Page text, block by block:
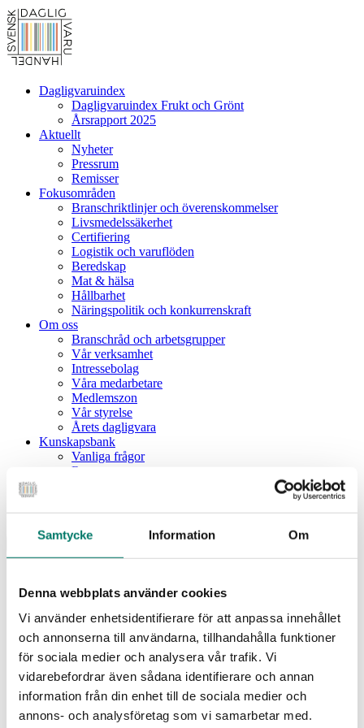
Samtycke Information Om
Denna webbplats använder cookies
Vi använder enhetsidentifierare för att anpassa innehållet
och annonserna till användarna, tillhandahålla funktioner
för sociala medier och analysera vår trafik. Vi
vidarebefordrar även sådana identifierare och annan
information från din enhet till de sociala medier och
annons- och analysföretag som vi samarbetar med.
Dagligvaruindex
Dagligvaruindex Frukt och Grönt
Årsrapport 2025
Aktuellt
Nyheter
Pressrum
Remisser
Fokusområden
Branschriktlinjer och överenskommelser
Livsmedelssäkerhet
Certifiering
Logistik och varuflöden
Beredskap
Mat & hälsa
Hållbarhet
Näringspolitik och konkurrenskraft
Om oss
Branschråd och arbetsgrupper
Vår verksamhet
Intressebolag
Våra medarbetare
Medlemszon
Vår styrelse
Årets dagligvara
Kunskapsbank
Vanliga frågor
Rapporter
Moms på livsmedel
Dagligvaruindex Frukt och Grönt
Årsrapport 2025
Aktuellt
Nyheter
Pressrum
Remisser
Fokusområden
Branschriktlinjer och överenskommelser
Livsmedelssäkerhet